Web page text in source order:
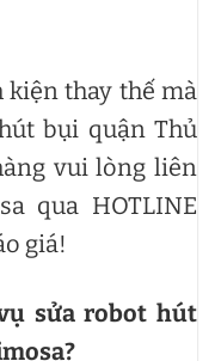
kiện thay thế mà
bụi quận Thủ
vui lòng liên
qua HOTLINE
giá!
sửa robot hút